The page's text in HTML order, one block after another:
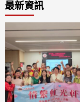
最新資訊